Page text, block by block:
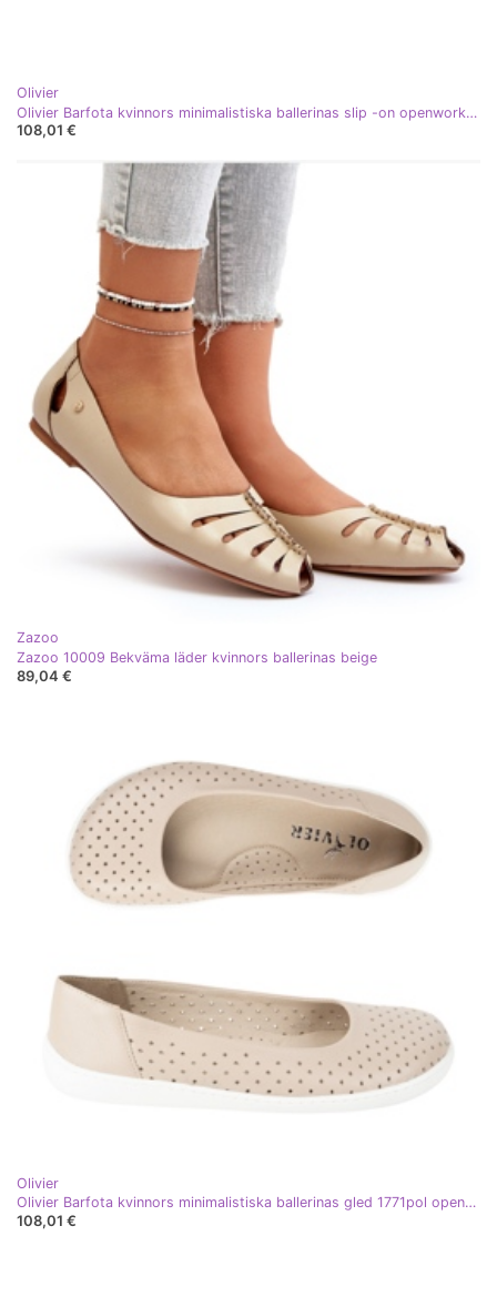
Olivier
Olivier Barfota kvinnors minimalistiska ballerinas slip -on openwork 1771pol vit
108,01 €
Zazoo
Zazoo 10009 Bekväma läder kvinnors ballerinas beige
89,04 €
Olivier
Olivier Barfota kvinnors minimalistiska ballerinas gled 1771pol openwork beige
108,01 €